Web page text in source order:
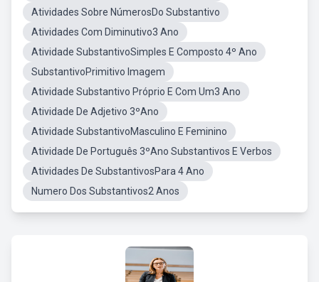
Atividades Sobre NúmerosDo Substantivo
Atividades Com Diminutivo3 Ano
Atividade SubstantivoSimples E Composto 4º Ano
SubstantivoPrimitivo Imagem
Atividade Substantivo Próprio E Com Um3 Ano
Atividade De Adjetivo 3ºAno
Atividade SubstantivoMasculino E Feminino
Atividade De Português 3ºAno Substantivos E Verbos
Atividades De SubstantivosPara 4 Ano
Numero Dos Substantivos2 Anos